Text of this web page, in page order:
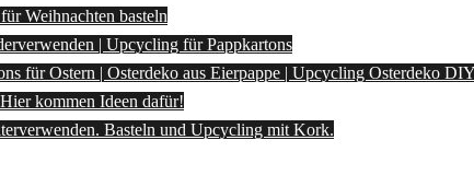
Weihnachten basteln
| Upcycling für Pappkartons
für Ostern | Osterdeko aus Eierpappe | Upcycling Osterdeko
kommen Ideen dafür!
Basteln und Upcycling mit Kork.